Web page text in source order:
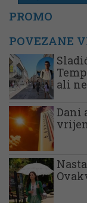
PROMO
POVEZANE
ali
Dani